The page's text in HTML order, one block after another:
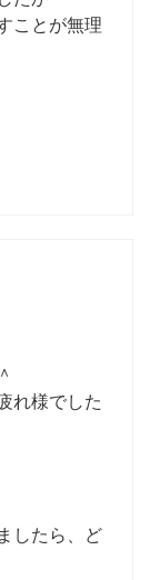
ことが無理
れ様でした
したら、ど